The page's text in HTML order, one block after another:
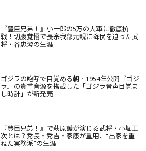
『豊臣兄弟！』小一郎の5万の大軍に徹底抗
戦！切腹覚悟で長宗我部元親に降伏を迫った武
将・谷忠澄の生涯
ゴジラの咆哮で目覚める朝…1954年公開『ゴジ
ラ』の貴重音源を搭載した「ゴジラ音声目覚ま
し時計」が新発売
『豊臣兄弟！』で萩原護が演じる武将・小堀正
次とは？秀長・秀吉・家康が重用、“出家を重
ねた実務派”の生涯